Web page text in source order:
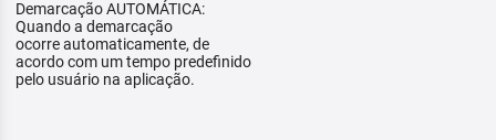
Demarcação AUTOMÁTICA:
Quando a demarcação
ocorre automaticamente, de
acordo com um tempo predefinido
pelo usuário na aplicação.